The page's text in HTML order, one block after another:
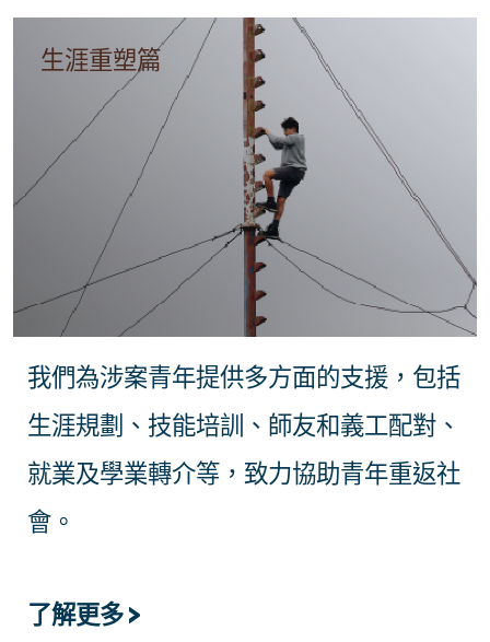
生涯重塑篇
我們為涉案青年提供多方面的支援，包括
生涯規劃、技能培訓、師友和義工配對、
就業及學業轉介等，致力協助青年重返社
會。
了解更多 >